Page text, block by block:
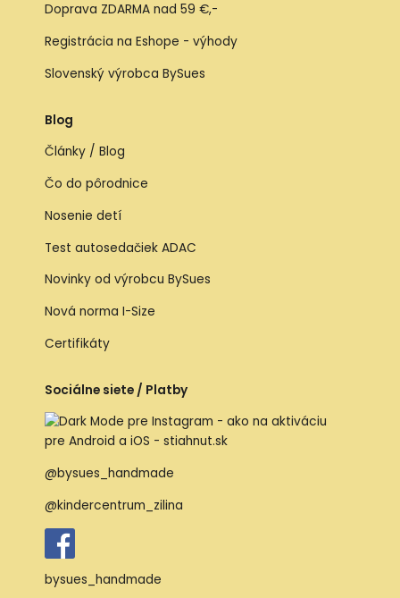
Doprava ZDARMA nad 59 €,-
Registrácia na Eshope - výhody
Slovenský výrobca BySues
Blog
Články / Blog
Čo do pôrodnice
Nosenie detí
Test autosedačiek ADAC
Novinky od výrobcu BySues
Nová norma I-Size
Certifikáty
Sociálne siete / Platby
@bysues_handmade
@kindercentrum_zilina
bysues_handmade